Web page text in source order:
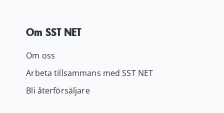
Om SST NET
Om oss
Arbeta tillsammans med SST NET
Bli återförsäljare